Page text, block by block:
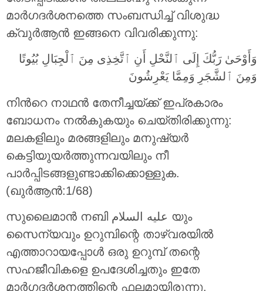
മാര്‍ഗദര്‍ശനത്തെ സംബന്ധിച്ച് വിശുദ്ധ
ക്വുര്‍ആന്‍ ഇങ്ങനെ വിവരിക്കുന്നു:
وَأَوْحَىٰ رَبُّكَ إِلَى ٱلنَّحْلِ أَنِ ٱتَّخِذِى مِنَ ٱلْجِبَالِ بُيُوتًا
وَمِنَ ٱلشَّجَرِ وَمِمَّا يَعْرِشُونَ
നിന്‍റെ നാഥന്‍ തേനീച്ചയ്ക്ക് ഇപ്രകാരം
ബോധനം നല്‍കുകയും ചെയ്തിരിക്കുന്നു:
മലകളിലും മരങ്ങളിലും മനുഷ്യര്‍
കെട്ടിയുയര്‍ത്തുന്നവയിലും നീ
പാര്‍പ്പിടങ്ങളുണ്ടാക്കിക്കൊള്ളുക.
(ഖുർആൻ:1/68)
സുലൈമാന്‍ നബി عليه السلام യും
സൈന്യവും ഉറുമ്പിന്റെ താഴ്‌വരയില്‍
എത്താറായപ്പോള്‍ ഒരു ഉറുമ്പ് തന്റെ
സഹജീവികളെ ഉപദേശിച്ചതും ഇതേ
മാര്‍ഗദര്‍ശനത്തിന്റെ ഫലമായിരുന്നു.